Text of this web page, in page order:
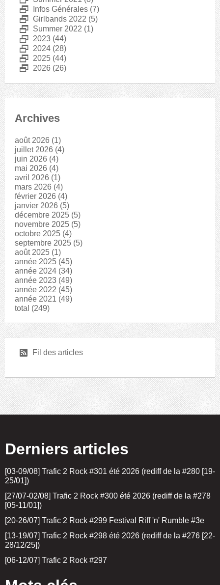
D Infos Générales (7)
D Girlbands 2022 (5)
D Summer 2022 (1)
D 2023 (44)
D 2024 (28)
D 2025 (44)
D 2026 (26)
Archives
août 2026 (1)
juillet 2026 (4)
juin 2026 (4)
mai 2026 (4)
avril 2026 (1)
mars 2026 (4)
février 2026 (4)
janvier 2026 (5)
décembre 2025 (5)
novembre 2025 (5)
octobre 2025 (4)
septembre 2025 (5)
août 2025 (1)
année 2025 (45)
année 2024 (34)
année 2023 (49)
année 2022 (45)
année 2021 (49)
total (249)
r Fil des articles
Derniers articles
[03-09/08] Trafic 2 Rock #301 été 2026 (rediff de la #280 [19-
25/01])
[27/07-02/08] Trafic 2 Rock #300 été 2026 (rediff de la #278
[05-11/01])
[20-26/07] Trafic 2 Rock #299 Festival Riff 'n' Rumble #3e
[13-19/07] Trafic 2 Rock #298 été 2026 (rediff de la #276 [22-
28/12/25])
[06-12/07] Trafic 2 Rock #297